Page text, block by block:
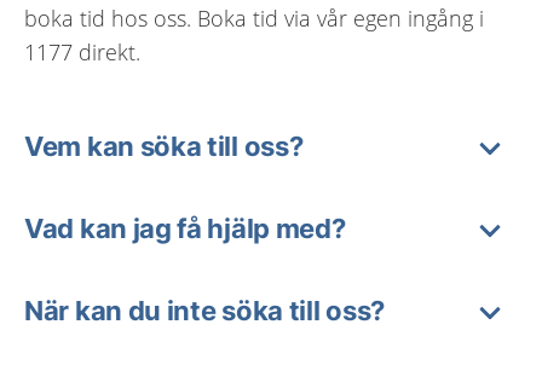
boka tid hos oss. Boka tid via vår egen ingång i
1177 direkt.
Vem kan söka till oss?
Vad kan jag få hjälp med?
När kan du inte söka till oss?